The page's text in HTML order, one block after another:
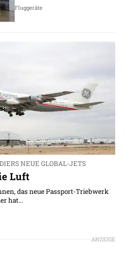
Fluggeräte
NEUE GLOBAL-JETS
Luft
das neue Passport-Triebwerk
hat...
ANZEIGE